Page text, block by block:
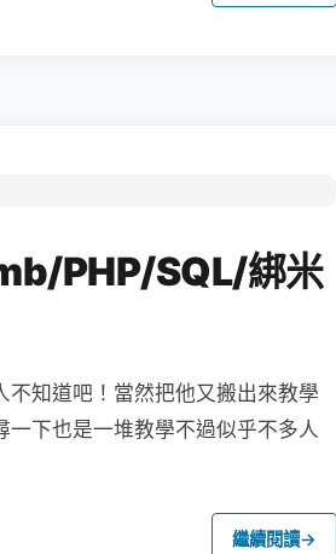
PHP/SQL/綁米
知道吧！當然把他又搬出來教學
下也是一堆教學不過似乎不多人
繼續閱讀→